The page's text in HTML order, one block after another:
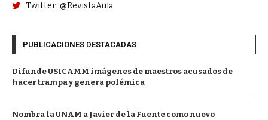
Twitter: @RevistaAula
PUBLICACIONES DESTACADAS
Difunde USICAMM imágenes de maestros acusados de
hacer trampa y genera polémica
Nombra la UNAM a Javier de la Fuente como nuevo